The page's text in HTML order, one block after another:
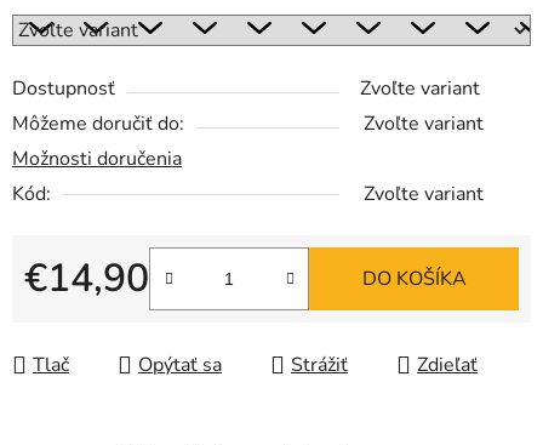
Dostupnosť
Zvoľte variant
Môžeme doručiť do:
Zvoľte variant
Možnosti doručenia
Kód:
Zvoľte variant
€14,90
Jednotková cena:
DO KOŠÍKA
Tlač Opýtať sa Strážiť Zdieľať